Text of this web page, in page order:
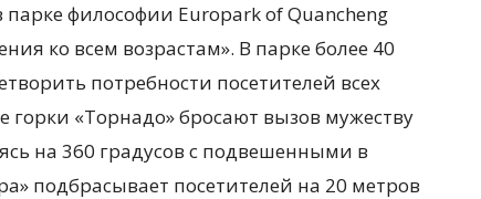
философии Europark of Quancheng
ко всем возрастам». В парке более 40
потребности посетителей всех
горки «Торнадо» бросают вызов мужеству
на 360 градусов с подвешенными в
подбрасывает посетителей на 20 метров